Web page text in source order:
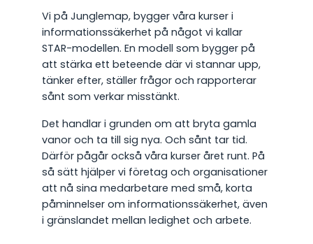
Vi på Junglemap, bygger våra kurser i
informationssäkerhet på något vi kallar
STAR-modellen. En modell som bygger på
att stärka ett beteende där vi stannar upp,
tänker efter, ställer frågor och rapporterar
sånt som verkar misstänkt.
Det handlar i grunden om att bryta gamla
vanor och ta till sig nya. Och sånt tar tid.
Därför pågår också våra kurser året runt. På
så sätt hjälper vi företag och organisationer
att nå sina medarbetare med små, korta
påminnelser om informationssäkerhet, även
i gränslandet mellan ledighet och arbete.